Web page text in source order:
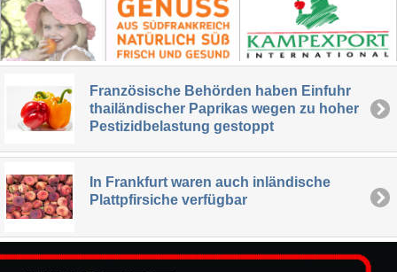
Französische Behörden haben Einfuhr
thailändischer Paprikas wegen zu hoher
Pestizidbelastung gestoppt
In Frankfurt waren auch inländische
Plattpfirsiche verfügbar